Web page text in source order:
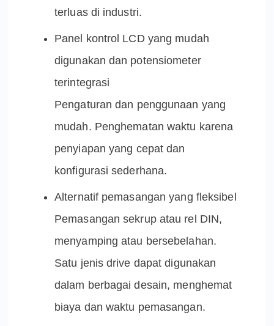
terluas di industri.
Panel kontrol LCD yang mudah
digunakan dan potensiometer
terintegrasi
Pengaturan dan penggunaan yang
mudah. Penghematan waktu karena
penyiapan yang cepat dan
konfigurasi sederhana.
Alternatif pemasangan yang fleksibel
Pemasangan sekrup atau rel DIN,
menyamping atau bersebelahan.
Satu jenis drive dapat digunakan
dalam berbagai desain, menghemat
biaya dan waktu pemasangan.